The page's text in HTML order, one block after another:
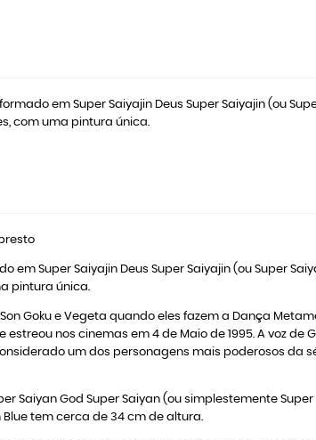
em Super Saiyajin Deus Super Saiyajin (ou
com uma pintura única.
Super Saiyajin Deus Super Saiyajin (ou Super
pintura única.
Goku e Vegeta quando eles fazem a Dança
nos cinemas em 4 de Maio de 1995. A voz de
um dos personagens mais poderosos da
God Super Saiyan (ou simplestemente Super
tem cerca de 34 cm de altura.